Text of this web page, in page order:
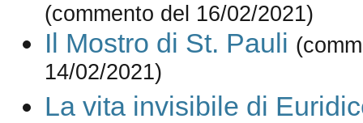
(commento del 16/02/2021)
Il Mostro di St. Pauli
14/02/2021)
La vita invisibile di